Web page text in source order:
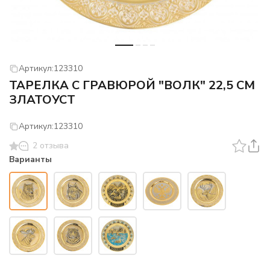
Артикул:123310
ТАРЕЛКА С ГРАВЮРОЙ "ВОЛК" 22,5 СМ
ЗЛАТОУСТ
Артикул:123310
2 отзыва
Варианты